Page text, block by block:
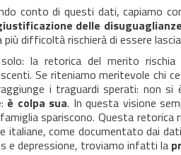
conto di questi dati, capiamo
delle disuguaglianze
più difficoltà rischierà di essere
la retorica del merito
Se riteniamo meritevole chi
i traguardi sperati: non
è colpa sua. In questa visione
spariscono. Questa retorica
italiane, come documentato dai dati
e depressione, troviamo infatti la